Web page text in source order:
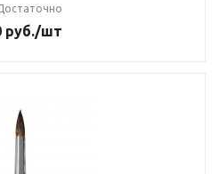
руб./шт